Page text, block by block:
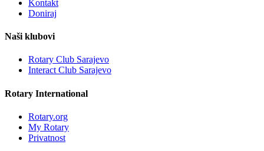
Kontakt
Doniraj
Naši klubovi
Rotary Club Sarajevo
Interact Club Sarajevo
Rotary International
Rotary.org
My Rotary
Privatnost